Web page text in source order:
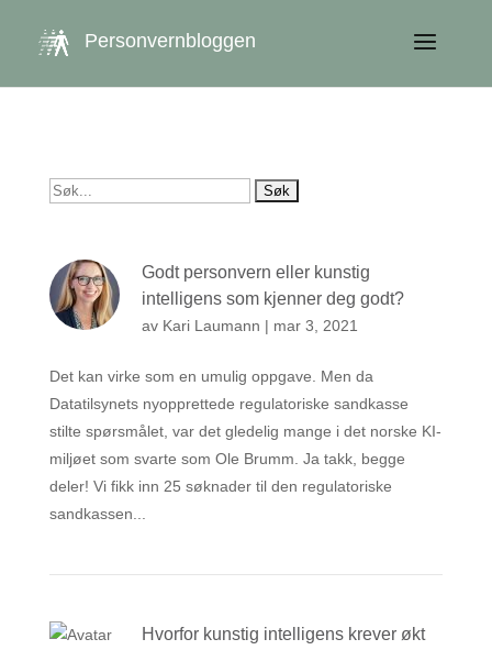
Personvernbloggen
Søk
Godt personvern eller kunstig
intelligens som kjenner deg godt?
av Kari Laumann | mar 3, 2021
Det kan virke som en umulig oppgave. Men da
Datatilsynets nyopprettede regulatoriske sandkasse
stilte spørsmålet, var det gledelig mange i det norske KI-
miljøet som svarte som Ole Brumm. Ja takk, begge
deler! Vi fikk inn 25 søknader til den regulatoriske
sandkassen...
Hvorfor kunstig intelligens krever økt